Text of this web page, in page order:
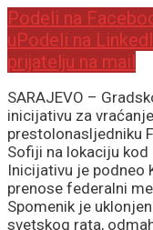
Podeli na
uPodeli na
prijatelju na mail
SARAJEVO –
inicijativu za
prestolonasljedniku
Sofiji na lokaciju kod
Inicijativu je podneo
prenose federalni
Spomenik je
svetskog rata,